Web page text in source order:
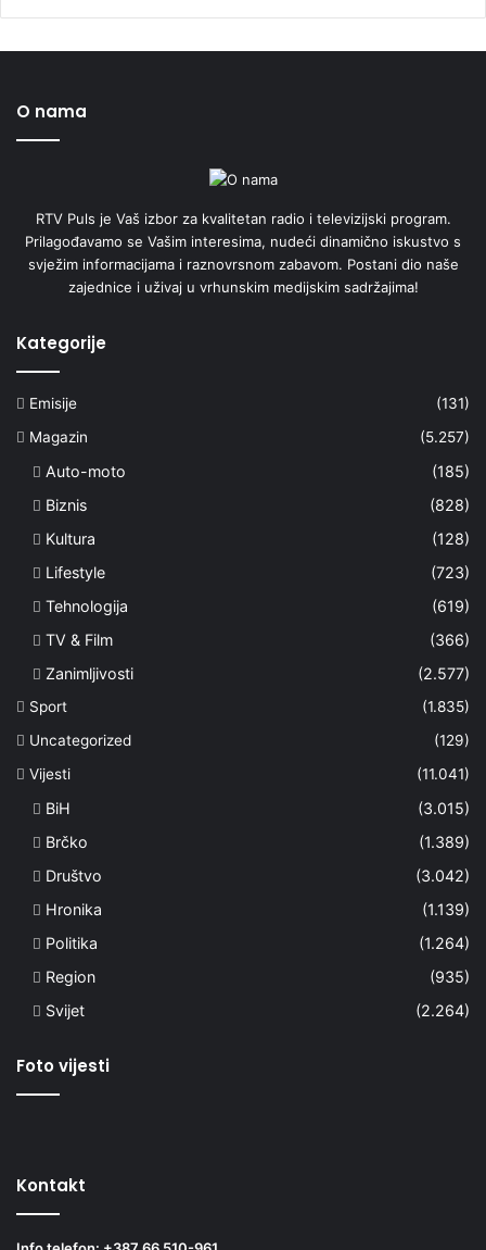
O nama
RTV Puls je Vaš izbor za kvalitetan radio i televizijski program.
Prilagođavamo se Vašim interesima, nudeći dinamično iskustvo s
svježim informacijama i raznovrsnom zabavom. Postani dio naše
zajednice i uživaj u vrhunskim medijskim sadržajima!
Kategorije
Emisije
(131)
Magazin
(5.257)
Auto-moto
(185)
Biznis
(828)
Kultura
(128)
Lifestyle
(723)
Tehnologija
(619)
TV & Film
(366)
Zanimljivosti
(2.577)
Sport
(1.835)
Uncategorized
(129)
Vijesti
(11.041)
BiH
(3.015)
Brčko
(1.389)
Društvo
(3.042)
Hronika
(1.139)
Politika
(1.264)
Region
(935)
Svijet
(2.264)
Foto vijesti
Kontakt